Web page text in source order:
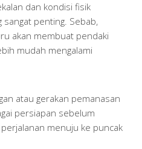
dan kondisi fisik
penting. Sebab,
akan membuat pendaki
mudah mengalami
atau gerakan pemanasan
persiapan sebelum
menuju ke puncak